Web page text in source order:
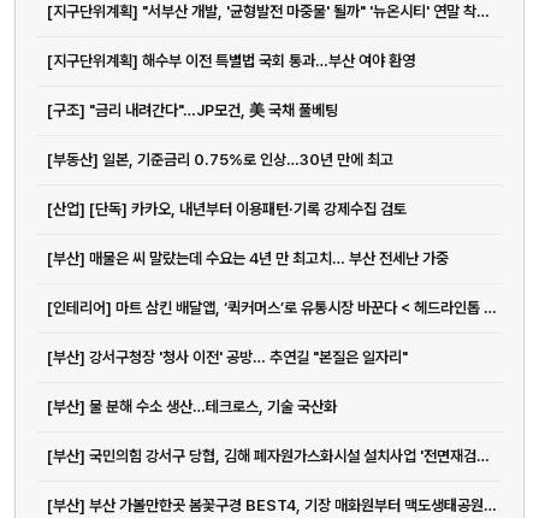
[지구단위계획] "서부산 개발, '균형발전 마중물' 될까" '뉴온시티' 연말 착공 예정
[지구단위계획] 해수부 이전 특별법 국회 통과…부산 여야 환영
[구조] "금리 내려간다"…JP모건, 美 국채 풀베팅
[부동산] 일본, 기준금리 0.75%로 인상…30년 만에 최고
[산업] [단독] 카카오, 내년부터 이용패턴·기록 강제수집 검토
[부산] 매물은 씨 말랐는데 수요는 4년 만 최고치… 부산 전세난 가중
[인테리어] 마트 삼킨 배달앱, ‘퀵커머스’로 유통시장 바꾼다 < 헤드라인톱 <...
[부산] 강서구청장 '청사 이전' 공방… 추연길 "본질은 일자리"
[부산] 물 분해 수소 생산…테크로스, 기술 국산화
[부산] 국민의힘 강서구 당협, 김해 폐자원가스화시설 설치사업 '전면재검토' ...
[부산] 부산 가볼만한곳 봄꽃구경 BEST4, 기장 매화원부터 맥도생태공원까지